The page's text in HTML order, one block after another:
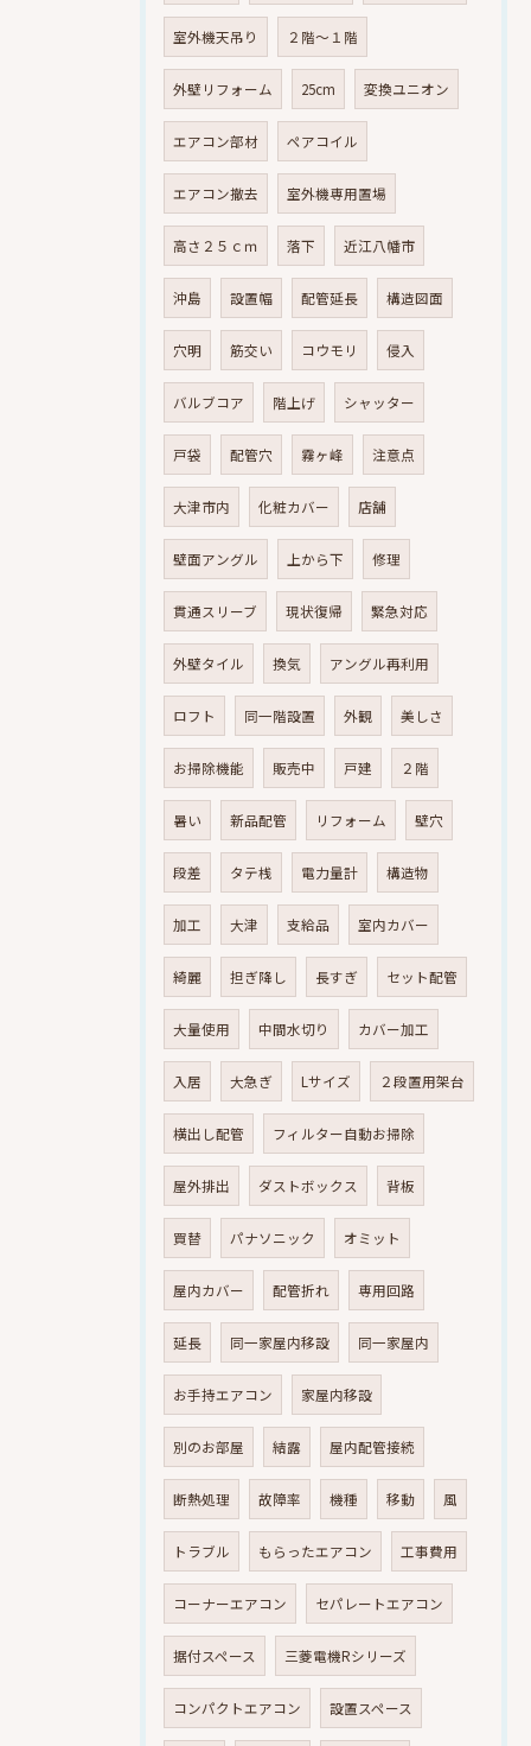
室外機天吊り ２階～１階
外壁リフォーム 25cm 変換ユニオン
エアコン部材 ペアコイル
エアコン撤去 室外機専用置場
高さ２５ｃｍ 落下 近江八幡市
沖島 設置幅 配管延長 構造図面
穴明 筋交い コウモリ 侵入
バルブコア 階上げ シャッター
戸袋 配管穴 霧ヶ峰 注意点
大津市内 化粧カバー 店舗
壁面アングル 上から下 修理
貫通スリーブ 現状復帰 緊急対応
外壁タイル 換気 アングル再利用
ロフト 同一階設置 外観 美しさ
お掃除機能 販売中 戸建 ２階
暑い 新品配管 リフォーム 壁穴
段差 タテ桟 電力量計 構造物
加工 大津 支給品 室内カバー
綺麗 担ぎ降し 長すぎ セット配管
大量使用 中間水切り カバー加工
入居 大急ぎ Lサイズ ２段置用架台
横出し配管 フィルター自動お掃除
屋外排出 ダストボックス 背板
買替 パナソニック オミット
屋内カバー 配管折れ 専用回路
延長 同一家屋内移設 同一家屋内
お手持エアコン 家屋内移設
別のお部屋 結露 屋内配管接続
断熱処理 故障率 機種 移動 風
トラブル もらったエアコン 工事費用
コーナーエアコン セパレートエアコン
据付スペース 三菱電機Rシリーズ
コンパクトエアコン 設置スペース